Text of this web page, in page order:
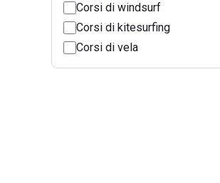
Corsi di windsurf
Corsi di kitesurfing
Corsi di vela